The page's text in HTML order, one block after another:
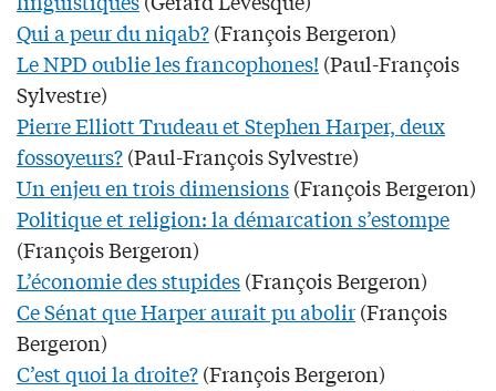
Qui a peur du niqab?(François Bergeron)
Le NPD oublie les francophones! (Paul-François
Sylvestre)
Pierre Elliott Trudeau et Stephen Harper, deux
fossoyeurs?(Paul-François Sylvestre)
Un enjeu en trois dimensions(François Bergeron)
Politique et religion: la démarcation s’estompe
(François Bergeron)
L’économie des stupides(François Bergeron)
Ce Sénat que Harper aurait pu abolir(François
Bergeron)
C’est quoi la droite?(François Bergeron)